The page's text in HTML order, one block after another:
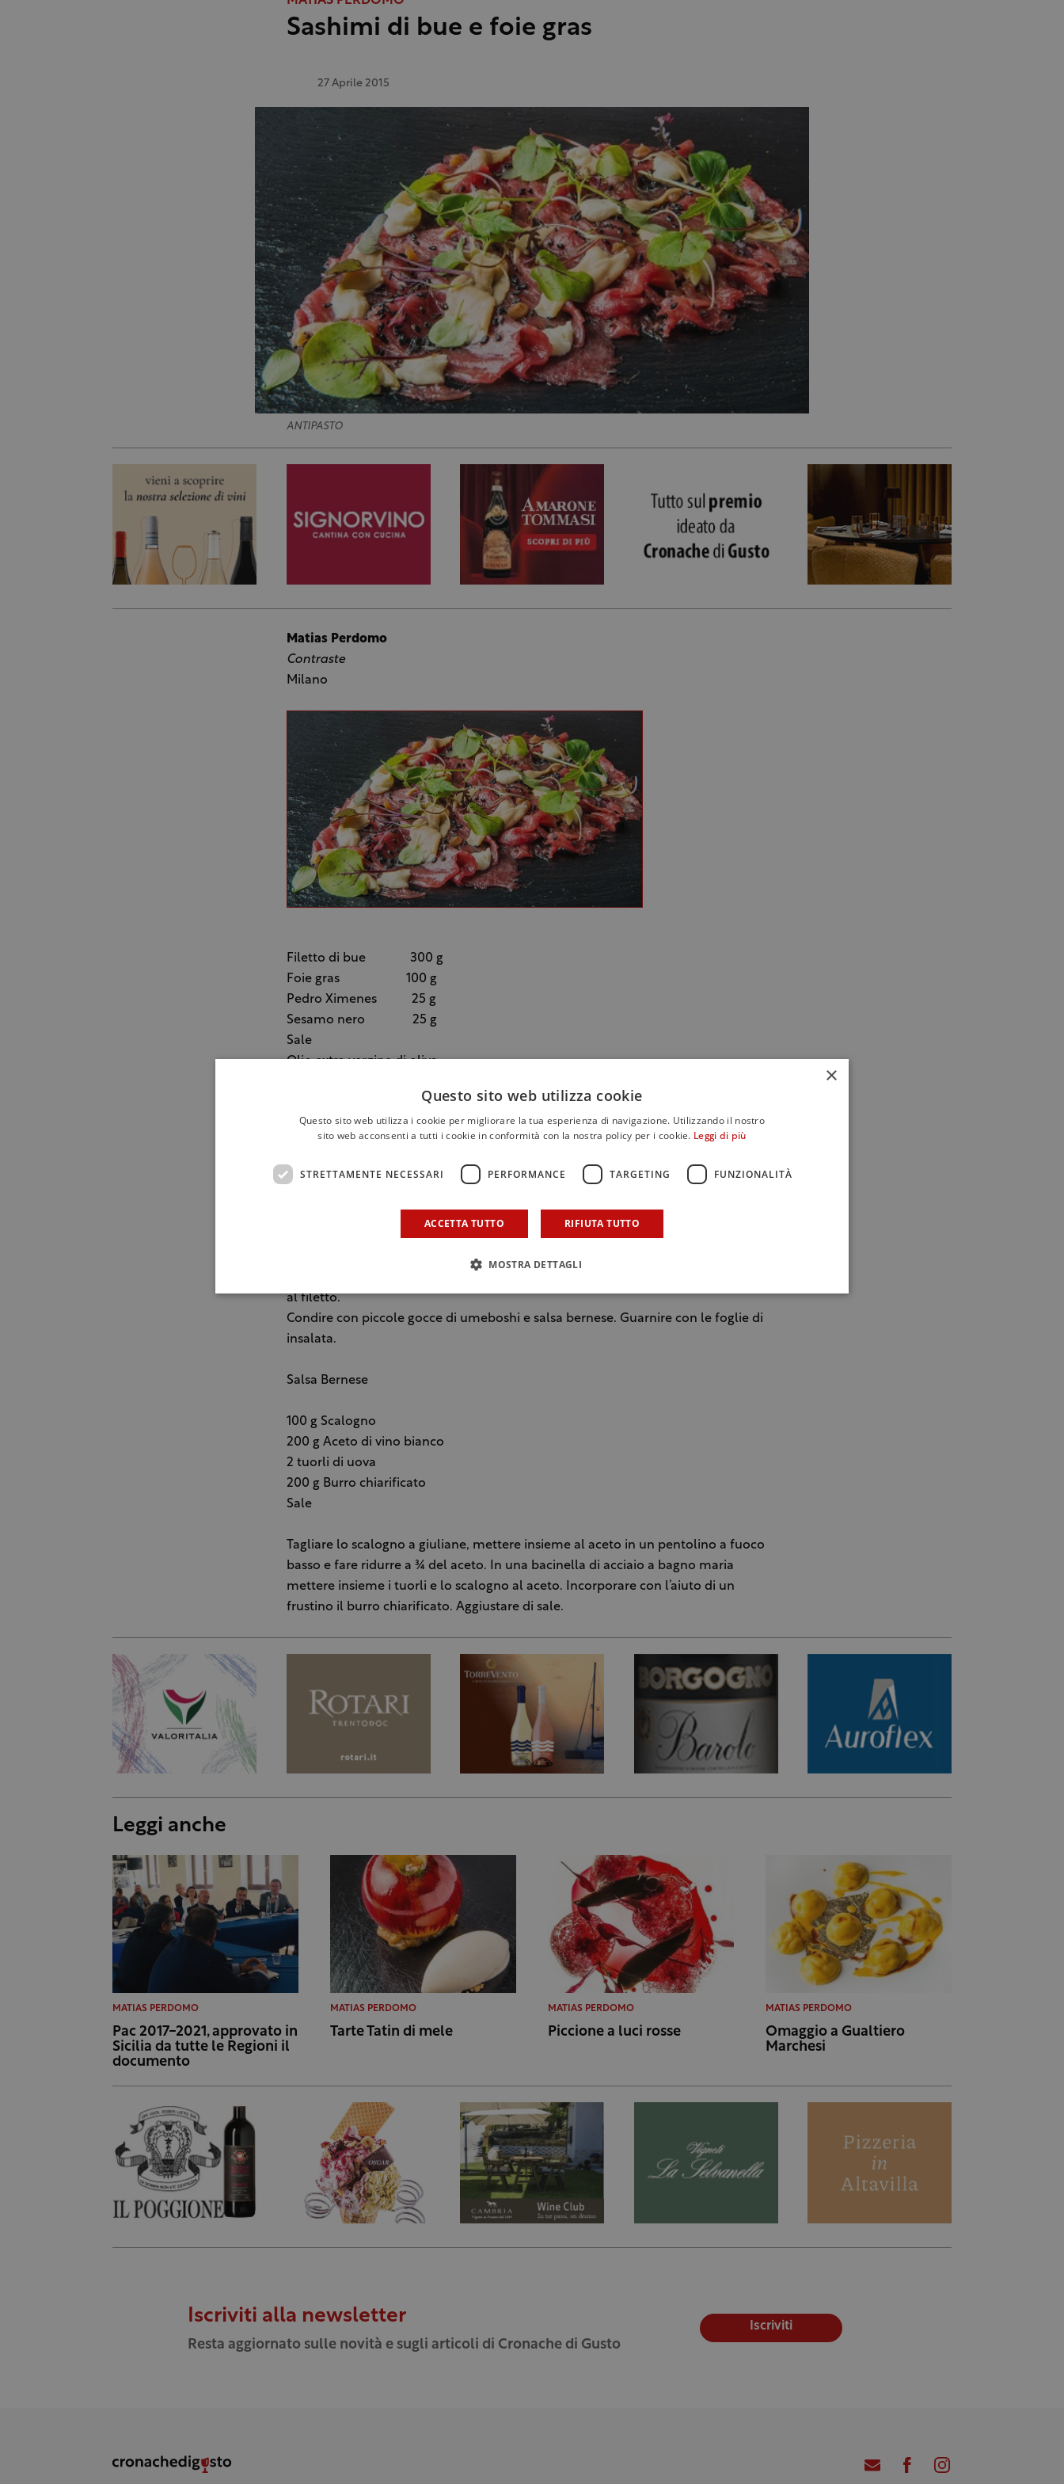
Sashimi di bue e foie gras
27 Aprile 2015
ANTIPASTO
Matias Perdomo
Contraste
Milano
Filetto di bue 300 g
Foie gras 100 g
Pedro Ximenes 25 g
Sesamo nero 25 g
Sale
Olio extra vergine di oliva
Pulire il filetto. Tagliarlo a sezioni. Tagliare le sezioni a favore della fibra.
Schiacciare ogni trancio con il batti carne. Condire con sale, olio ed il sesamo nero.
al filetto.
Condire con piccole gocce di umeboshi e salsa bernese. Guarnire con le foglie di
insalata.
Salsa Bernese
100 g Scalogno
200 g Aceto di vino bianco
2 tuorli di uova
200 g Burro chiarificato
Sale
Tagliare lo scalogno a giuliane, mettere insieme al aceto in un pentolino a fuoco
basso e fare ridurre a ¾ del aceto. In una bacinella di acciaio a bagno maria
mettere insieme i tuorli e lo scalogno al aceto. Incorporare con l’aiuto di un
frustino il burro chiarificato. Aggiustare di sale.
Leggi anche
MATIAS PERDOMO
Pac 2017-2021, approvato in
Sicilia da tutte le Regioni il
documento
MATIAS PERDOMO
Tarte Tatin di mele
MATIAS PERDOMO
Piccione a luci rosse
MATIAS PERDOMO
Omaggio a Gualtiero
Marchesi
Iscriviti alla newsletter
Resta aggiornato sulle novità e sugli articoli di Cronache di Gusto
Iscriviti
×
Questo sito web utilizza cookie
Questo sito web utilizza i cookie per migliorare la tua esperienza di navigazione. Utilizzando il nostro
sito web acconsenti a tutti i cookie in conformità con la nostra policy per i cookie. Leggi di più
STRETTAMENTE NECESSARI PERFORMANCE TARGETING FUNZIONALITÀ
ACCETTA TUTTO RIFIUTA TUTTO
MOSTRA DETTAGLI